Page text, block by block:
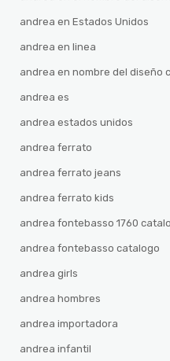
andrea en Estados Unidos
andrea en linea
andrea en nombre del diseño
andrea es
andrea estados unidos
andrea ferrato
andrea ferrato jeans
andrea ferrato kids
andrea fontebasso 1760
andrea fontebasso catalogo
andrea girls
andrea hombres
andrea importadora
andrea infantil